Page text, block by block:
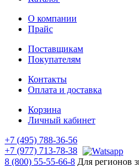
О компании
Прайс
Поставщикам
Покупателям
Контакты
Оплата и доставка
Корзина
Личный кабинет
+7 (495) 788-36-56
+7 (977) 713-78-38
8 (800) 55-55-66-8 Для регионов